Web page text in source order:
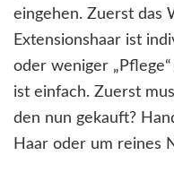
eingehen. Zuerst das
Extensionshaar ist
oder weniger
ist einfach. Zuerst
den nun gekauft?
Haar oder um reines